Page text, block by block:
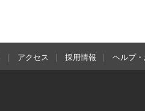
アクセス 採用情報 ヘルプ